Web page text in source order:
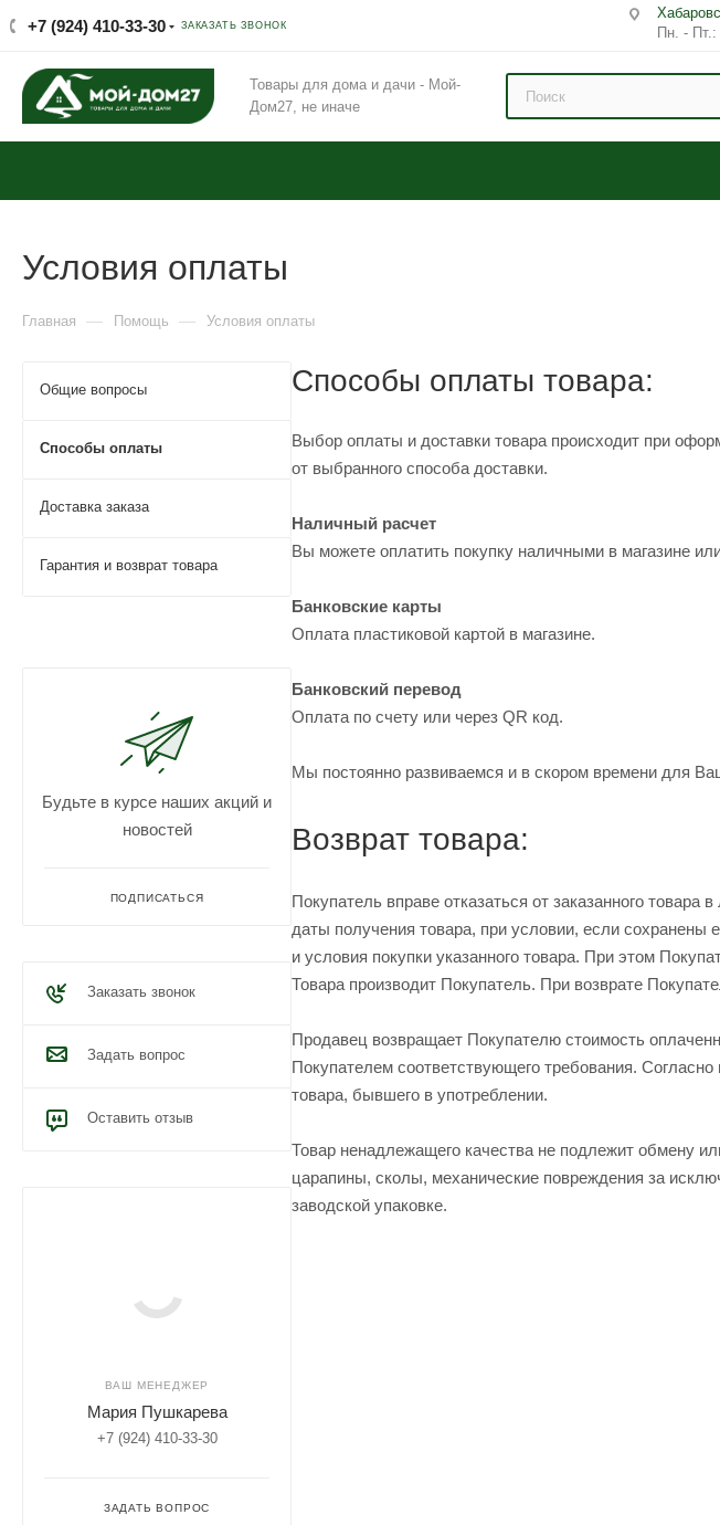
+7 (924) 410-33-30 ЗАКАЗАТЬ ЗВОНОК
Пн. -
Товары для дома и дачи - Мой-
Дом27, не иначе
Условия оплаты
Главная — Помощь — Условия оплаты
Способы оплаты товара:
Выбор оплаты и доставки товара происходит при
от выбранного способа доставки.
Наличный расчет
Вы можете оплатить покупку наличными в магазине
Банковские карты
Оплата пластиковой картой в магазине.
Банковский перевод
Оплата по счету или через QR код.
Мы постоянно развиваемся и в скором времени для
Возврат товара:
Покупатель вправе отказаться от заказанного
даты получения товара, при условии, если сохранены
и условия покупки указанного товара. При этом
Товара производит Покупатель. При возврате
Продавец возвращает Покупателю стоимость
Покупателем соответствующего требования.
товара, бывшего в употреблении.
Товар ненадлежащего качества не подлежит обмену
царапины, сколы, механические повреждения за
заводской упаковке.
Общие вопросы
Способы оплаты
Доставка заказа
Гарантия и возврат товара
Будьте в курсе наших акций и
новостей
ПОДПИСАТЬСЯ
Заказать звонок
Задать вопрос
Оставить отзыв
ВАШ МЕНЕДЖЕР
Мария Пушкарева
+7 (924) 410-33-30
ЗАДАТЬ ВОПРОС